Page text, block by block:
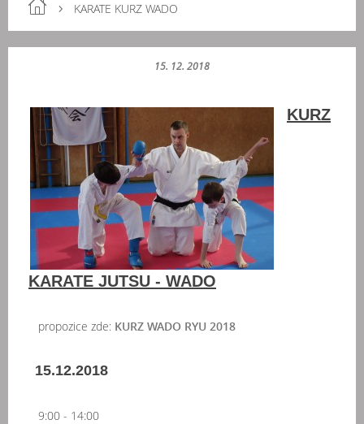
KARATE KURZ WADO
15. 12. 2018
KURZ
KARATE JUTSU - WADO
propozice zde: KURZ WADO RYU 2018
15.12.2018
9:00 - 14:00